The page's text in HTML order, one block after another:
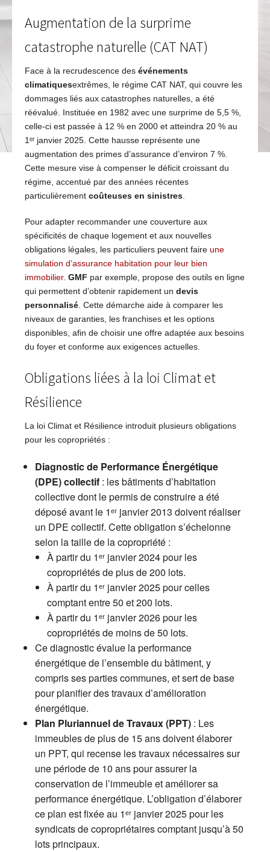
Augmentation de la surprime
catastrophe naturelle (CAT NAT)
Face à la recrudescence des événements
climatiquesextrêmes, le régime CAT NAT, qui couvre les
dommages liés aux catastrophes naturelles, a été
réévalué. Instituée en 1982 avec une surprime de 5,5 %,
celle-ci est passée à 12 % en 2000 et atteindra 20 % au
1ᵉʳ janvier 2025. Cette hausse représente une
augmentation des primes d’assurance d’environ 7 %.
Cette mesure vise à compenser le déficit croissant du
régime, accentué par des années récentes
particulièrement coûteuses en sinistres.
Pour adapter recommander une couverture aux
spécificités de chaque logement et aux nouvelles
obligations légales, les particuliers peuvent faire une
simulation d’assurance habitation pour leur bien
immobilier. GMF par exemple, propose des outils en ligne
qui permettent d’obtenir rapidement un devis
personnalisé. Cette démarche aide à comparer les
niveaux de garanties, les franchises et les options
disponibles, afin de choisir une offre adaptée aux besoins
du foyer et conforme aux exigences actuelles.
Obligations liées à la loi Climat et
Résilience
La loi Climat et Résilience introduit plusieurs obligations
pour les copropriétés :
Diagnostic de Performance Énergétique
(DPE) collectif : les bâtiments d’habitation
collective dont le permis de construire a été
déposé avant le 1ᵉʳ janvier 2013 doivent réaliser
un DPE collectif. Cette obligation s’échelonne
selon la taille de la copropriété :
À partir du 1ᵉʳ janvier 2024 pour les
copropriétés de plus de 200 lots.
À partir du 1ᵉʳ janvier 2025 pour celles
comptant entre 50 et 200 lots.
À partir du 1ᵉʳ janvier 2026 pour les
copropriétés de moins de 50 lots.
Ce diagnostic évalue la performance
énergétique de l’ensemble du bâtiment, y
compris ses parties communes, et sert de base
pour planifier des travaux d’amélioration
énergétique.
Plan Pluriannuel de Travaux (PPT) : Les
immeubles de plus de 15 ans doivent élaborer
un PPT, qui recense les travaux nécessaires sur
une période de 10 ans pour assurer la
conservation de l’immeuble et améliorer sa
performance énergétique. L’obligation d’élaborer
ce plan est fixée au 1ᵉʳ janvier 2025 pour les
syndicats de copropriétaires comptant jusqu’à 50
lots principaux.